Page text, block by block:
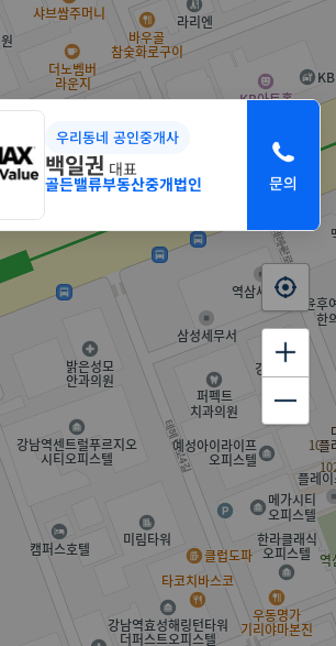
우리동네 공인중개사
백일권 대표
골든밸류부동산중개법인